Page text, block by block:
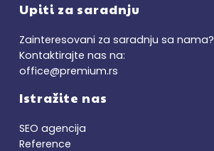
Upiti za saradnju
Zainteresovani za saradnju sa nama?
Kontaktirajte nas na:
office@premium.rs
Istražite nas
SEO agencija
Reference